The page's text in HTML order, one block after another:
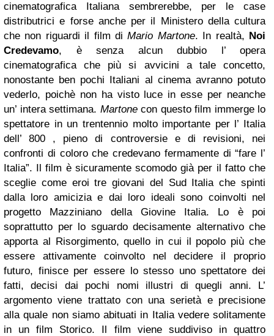
cinematografica Italiana sembrerebbe, per le case
distributrici e forse anche per il Ministero della cultura
che non riguardi il film diMario Martone. In realtà, Noi
Credevamo, è senza alcun dubbio l’ opera
cinematografica che più si avvicini a tale concetto,
nonostante ben pochi Italiani al cinema avranno potuto
vederlo, poichè non ha visto luce in esse per neanche
un’ intera settimana. Martonecon questo film immerge lo
spettatore in un trentennio molto importante per l’ Italia
dell’ 800 , pieno di controversie e di revisioni, nei
confronti di coloro che credevano fermamente di “fare l’
Italia”. Il film è sicuramente scomodo già per il fatto che
sceglie come eroi tre giovani del Sud Italia che spinti
dalla loro amicizia e dai loro ideali sono coinvolti nel
progetto Mazziniano della Giovine Italia. Lo è poi
soprattutto per lo sguardo decisamente alternativo che
apporta al Risorgimento, quello in cui il popolo più che
essere attivamente coinvolto nel decidere il proprio
futuro, finisce per essere lo stesso uno spettatore dei
fatti, decisi dai pochi nomi illustri di quegli anni. L’
argomento viene trattato con una serietà e precisione
alla quale non siamo abituati in Italia vedere solitamente
in un film Storico. Il film viene suddiviso in quattro